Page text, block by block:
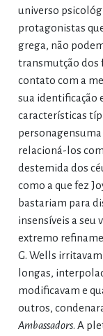
universo
protagonistas
grega, não
transmutção dos
contato com a
sua identificação
características
relacioná-los
destemida dos
como a que fez
bastariam para
insensíveis a seu
extremo
G. Wells
longas,
modificavam e
outros,
Ambassadors. A